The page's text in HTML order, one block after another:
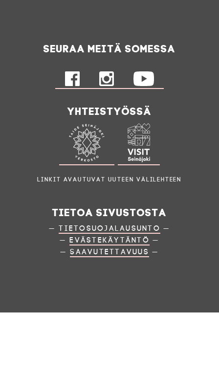
Seuraa meitä somessa
Yhteistyössä
Linkit avautuvat uuteen välilehteen
Tietoa sivustosta
—Tietosuojalausunto —
— Evästekäytäntö —
—Saavutettavuus —